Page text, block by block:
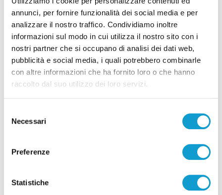
annunci, per fornire funzionalità dei social media e per
analizzare il nostro traffico. Condividiamo inoltre
informazioni sul modo in cui utilizza il nostro sito con i
nostri partner che si occupano di analisi dei dati web,
pubblicità e social media, i quali potrebbero combinarle
con altre informazioni che ha fornito loro o che hanno
raccolto dal suo utilizzo dei loro servizi.
delNecessari
Preferenze
Statistiche